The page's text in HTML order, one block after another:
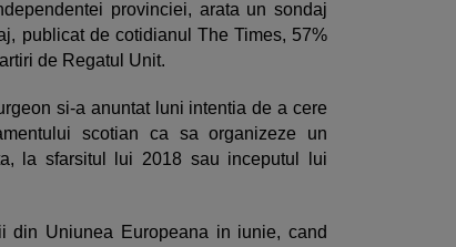
provinciei, arata un sondaj
publicat de cotidianul The Times, 57%
de Regatul Unit.
si-a anuntat luni intentia de a cere
scotian ca sa organizeze un
la sfarsitul lui 2018 sau inceputul lui
din Uniunea Europeana in iunie, cand